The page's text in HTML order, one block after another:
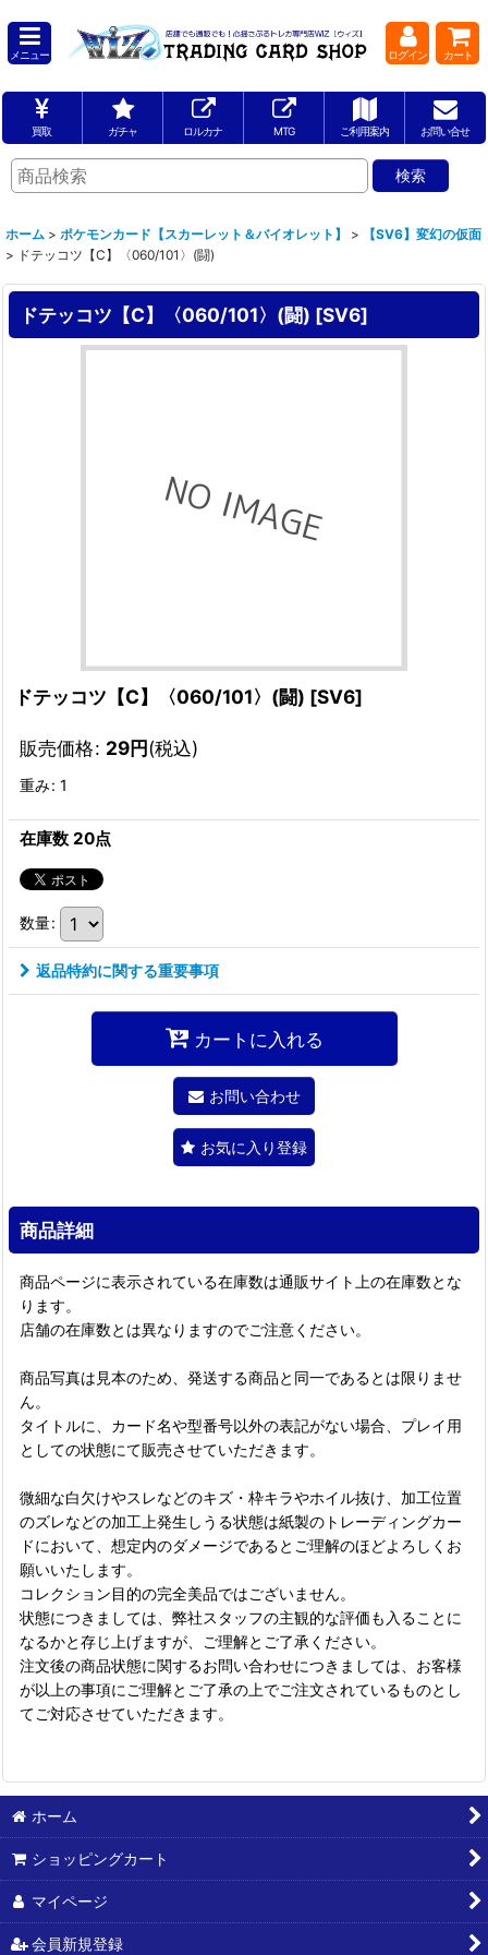
メニュー ログイン カート
買取 ガチャ ロルカナ MTG ご利用案内 お問い合せ
ホーム > ポケモンカード【スカーレット＆バイオレット】 >
【SV6】変幻の仮面
> ドテッコツ【C】〈060/101〉(闘)
ドテッコツ【C】〈060/101〉(闘) [SV6]
ドテッコツ【C】〈060/101〉(闘) [SV6]
販売価格: 29円(税込)
重み: 1
在庫数 20点
数量:
返品特約に関する重要事項
カートに入れる
お問い合わせ
お気に入り登録
商品詳細
商品ページに表示されている在庫数は通販サイト上の在庫数とな
ります。
店舗の在庫数とは異なりますのでご注意ください。
商品写真は見本のため、発送する商品と同一であるとは限りませ
ん。
タイトルに、カード名や型番号以外の表記がない場合、プレイ用
としての状態にて販売させていただきます。
微細な白欠けやスレなどのキズ・枠キラやホイル抜け、加工位置
のズレなどの加工上発生しうる状態は紙製のトレーディングカー
ドにおいて、想定内のダメージであるとご理解のほどよろしくお
願いいたします。
コレクション目的の完全美品ではございません。
状態につきましては、弊社スタッフの主観的な評価も入ることに
なるかと存じ上げますが、ご理解とご了承ください。
注文後の商品状態に関するお問い合わせにつきましては、お客様
が以上の事項にご理解とご了承の上でご注文されているものとし
てご対応させていただきます。
ホーム
ショッピングカート
マイページ
会員新規登録